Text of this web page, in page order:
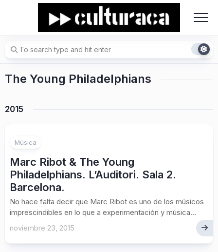
The Young Philadelphians
2015
Música
Marc Ribot & The Young
Philadelphians. L’Auditori. Sala 2.
Barcelona.
No hace falta decir que Marc Ribot es uno de los músicos
imprescindibles en lo que a experimentación y música...
noviembre 23, 2015